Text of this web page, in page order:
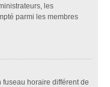
les
parmi les membres
fuseau horaire différent de